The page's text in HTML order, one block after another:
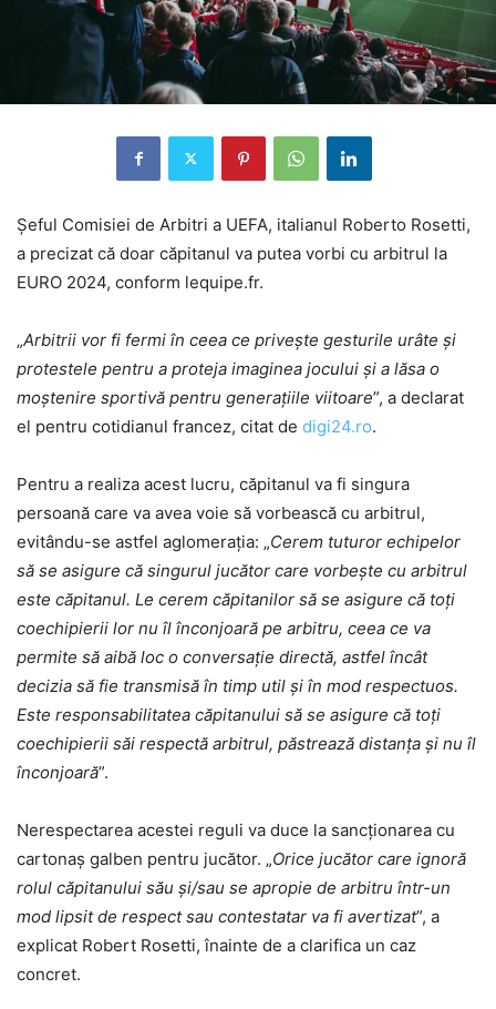
Şeful Comisiei de Arbitri a UEFA, italianul Roberto Rosetti,
a precizat că doar căpitanul va putea vorbi cu arbitrul la
EURO 2024, conform lequipe.fr.
„Arbitrii vor fi fermi în ceea ce priveşte gesturile urâte şi
protestele pentru a proteja imaginea jocului şi a lăsa o
moştenire sportivă pentru generaţiile viitoare”, a declarat
el pentru cotidianul francez, citat de digi24.ro.
Pentru a realiza acest lucru, căpitanul va fi singura
persoană care va avea voie să vorbească cu arbitrul,
evitându-se astfel aglomeraţia: „Cerem tuturor echipelor
să se asigure că singurul jucător care vorbeşte cu arbitrul
este căpitanul. Le cerem căpitanilor să se asigure că toţi
coechipierii lor nu îl înconjoară pe arbitru, ceea ce va
permite să aibă loc o conversaţie directă, astfel încât
decizia să fie transmisă în timp util şi în mod respectuos.
Este responsabilitatea căpitanului să se asigure că toţi
coechipierii săi respectă arbitrul, păstrează distanţa şi nu îl
înconjoară”.
Nerespectarea acestei reguli va duce la sancţionarea cu
cartonaş galben pentru jucător. „Orice jucător care ignoră
rolul căpitanului său şi/sau se apropie de arbitru într-un
mod lipsit de respect sau contestatar va fi avertizat”, a
explicat Robert Rosetti, înainte de a clarifica un caz
concret.